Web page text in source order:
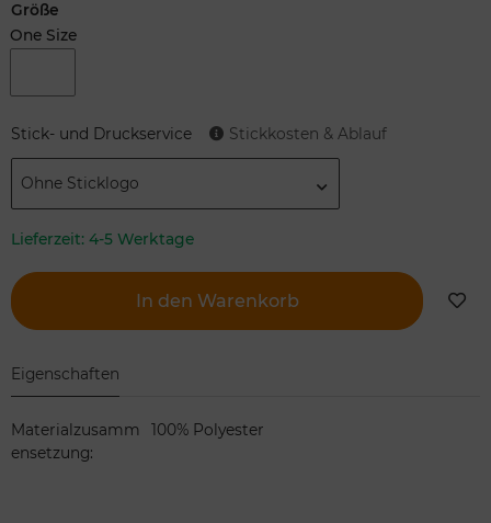
Größe
One Size
Stick- und Druckservice Stickkosten & Ablauf
Ohne Sticklogo
Lieferzeit: 4-5 Werktage
In den Warenkorb
Eigenschaften
Materialzusamm
ensetzung:
100% Polyester